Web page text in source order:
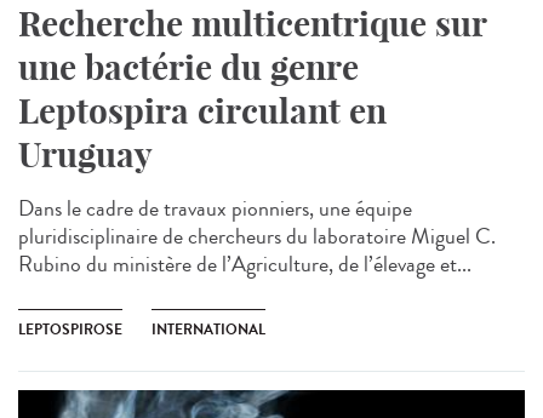
Recherche multicentrique sur
une bactérie du genre
Leptospira circulant en
Uruguay
Dans le cadre de travaux pionniers, une équipe
pluridisciplinaire de chercheurs du laboratoire Miguel C.
Rubino du ministère de l’Agriculture, de l’élevage et...
LEPTOSPIROSE INTERNATIONAL